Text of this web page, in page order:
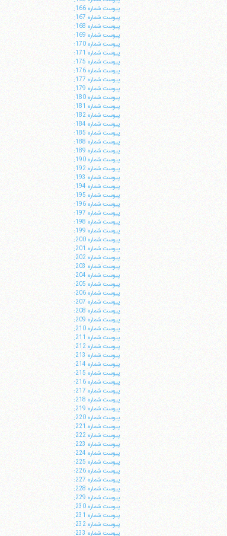
پيوست شماره 166:
پيوست شماره 167:
پيوست شماره 168:
پيوست شماره 169:
پيوست شماره 170:
پيوست شماره 171:
پيوست شماره 175:
پيوست شماره 176:
پيوست شماره 177:
پيوست شماره 179:
پيوست شماره 180:
پيوست شماره 181:
پيوست شماره 182:
پيوست شماره 184:
پيوست شماره 185:
پيوست شماره 188:
پيوست شماره 189:
پيوست شماره 190:
پيوست شماره 192:
پيوست شماره 193:
پيوست شماره 194:
پيوست شماره 195:
پيوست شماره 196:
پيوست شماره 197:
پيوست شماره 198:
پيوست شماره 199:
پيوست شماره 200:
پيوست شماره 201:
پيوست شماره 202:
پيوست شماره 203:
پيوست شماره 204:
پيوست شماره 205:
پيوست شماره 206:
پيوست شماره 207:
پيوست شماره 208:
پيوست شماره 209:
پيوست شماره 210:
پيوست شماره 211:
پيوست شماره 212:
پيوست شماره 213:
پيوست شماره 214:
پيوست شماره 215:
پيوست شماره 216:
پيوست شماره 217:
پيوست شماره 218:
پيوست شماره 219:
پيوست شماره 220:
پيوست شماره 221:
پيوست شماره 222:
پيوست شماره 223:
پيوست شماره 224:
پيوست شماره 225:
پيوست شماره 226:
پيوست شماره 227:
پيوست شماره 228:
پيوست شماره 229:
پيوست شماره 230:
پيوست شماره 231:
پيوست شماره 232:
پيوست شماره 233: